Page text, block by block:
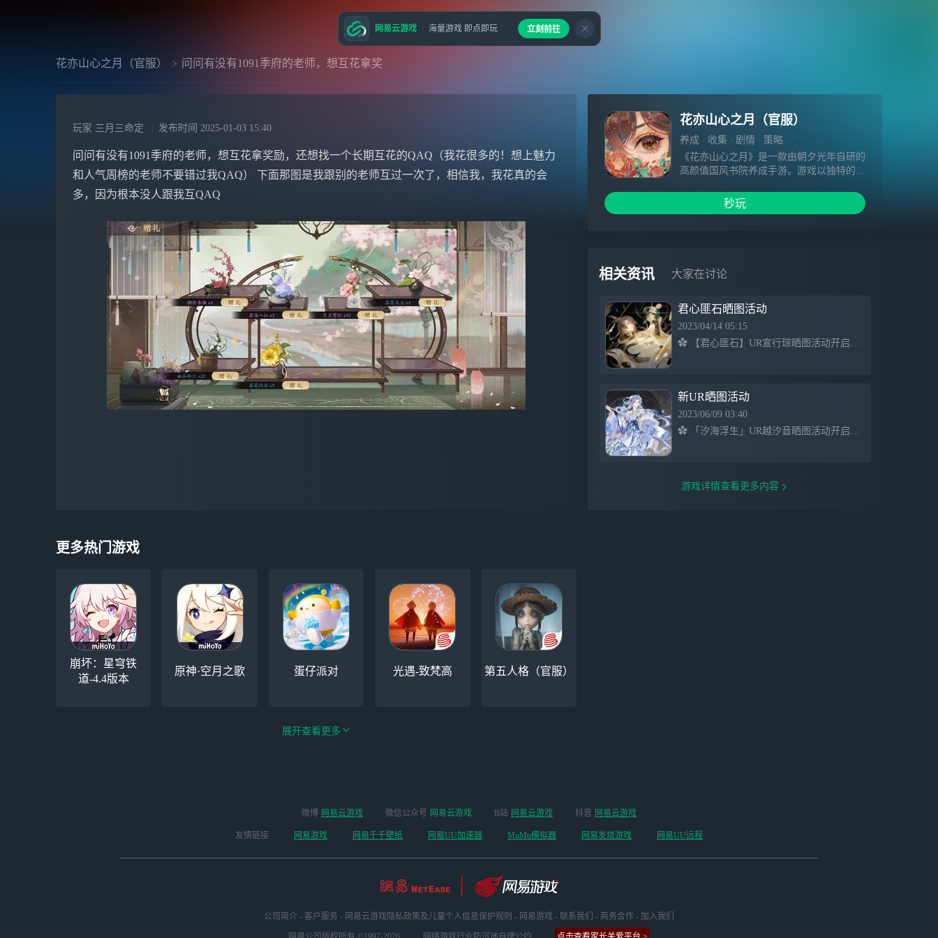
花亦山心之月（官服） 问问有没有1091季府的老师，想互花拿奖
玩家 三月三命定 发布时间 2025-01-03 15:40
问问有没有1091季府的老师，想互花拿奖励，还想找一个长期互花的QAQ（我花很多的！想上魅力
和人气周榜的老师不要错过我QAQ） 下面那图是我跟别的老师互过一次了，相信我，我花真的会
多，因为根本没人跟我互QAQ
花亦山心之月（官服）
养成 收集 剧情
策略
《花亦山心之月》是一款由朝夕光年自研的
高颜值国风书院养成手游。游戏以独特的颜
世；并特邀姜广涛、吴磊、苏尚卿等知名配
音老师，国风音乐大师林海配乐，共同打造
堂迷案，却在不知不觉间卷入世家纷争的漩
涡之中...
秒玩
相关资讯 大家在讨论
君心匪石晒图活动
2023/04/14 05:15
✿ 【君心匪石】UR宣行琮晒图活动开启！ ✿ 活动时间：4月14日 - 5月2日 ✿ 活动内容：在网易云游戏游玩《花亦山心之月》≥30分钟，并在游戏广场晒出UR宣行琮抽卡截图，附上游玩体验即可参与
新UR晒图活动
2023/06/09 03:40
✿ 「汐海浮生」UR越汐音晒图活动开启！ ✿ 活动时间：6月9日 - 6月25日 ✿ 活动内容：在网易云游戏游玩《花亦山心之月》任意渠道，并在游戏云广场晒出UR越汐音抽卡截图，附上游玩体验，即可参
游戏详情查看更多内容
更多热门游戏
崩坏：星穹铁
道-4.4版本
原神·空月之歌 蛋仔派对 光遇-致梵高 第五人格（官服）
逆水寒手游（全新
版本开启 ）
云手机 阴阳师
展开查看更多
网易云游戏 海量游戏 即点即玩 立刻前往
微博 网易云游戏 微信公众号 网易云游戏 B站 网易云游戏 抖音 网易云游戏
友情链接 网易游戏 网易千千壁纸 网易UU加速器 MuMu模拟器 网易发烧游戏 网易UU远程
公司简介 - 客户服务 - 网易云游戏隐私政策及儿童个人信息保护规则 - 网易游戏 - 联系我们 - 商务合作 - 加入我们